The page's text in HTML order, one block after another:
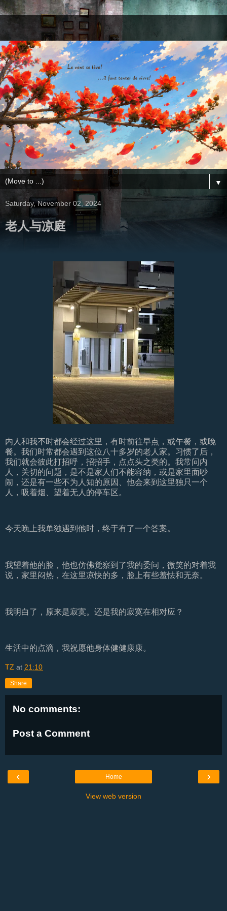
▼
Saturday, November 02, 2024
老人与凉庭
内人和我𣎴时都会经过这里，有时前往早点，或午餐，或晚
餐。我们时常都会遇到这位八十多岁的老人家。习惯了后，
我们就会彼此打招呼，招招手，点点头之类的。我常问内
人，关切的问题，是不是家人们不能容纳，或是家里面吵
闹，还是有一些不为人知的原因、他会来到这里独只一个
人，吸着烟、望着无人的停车区。
今天晚上我单独遇到他时，终于有了一个答案。
我望着他的脸，他也仿佛觉察到了我的委问，微笑的对着我
说，家里闷热，在这里凉快的多，脸上有些羞怯和无奈。
我明白了，原来是寂寞。还是我的寂寞在相对应？
生活中的点滴，我祝愿他身体健健康康。
TZ at 21:10
Share
No comments:
Post a Comment
‹ ›
Home
View web version